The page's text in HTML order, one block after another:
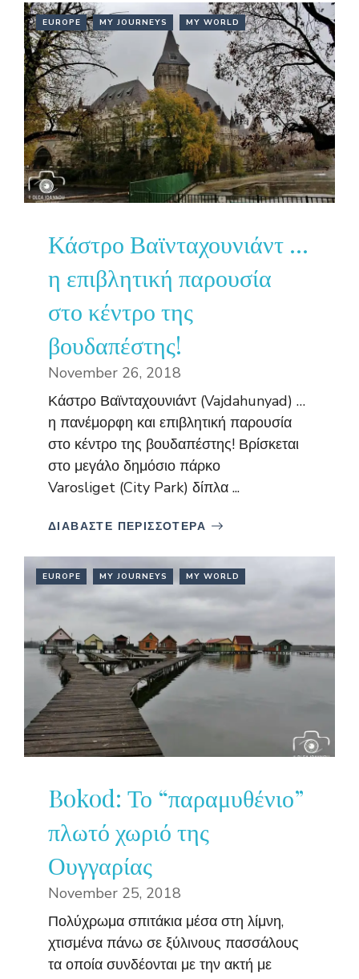
EUROPE MY JOURNEYS MY WORLD
Κάστρο Βαϊνταχουνιάντ …
η επιβλητική παρουσία
στο κέντρο της
βουδαπέστης!
November 26, 2018
Κάστρο Βαϊνταχουνιάντ (Vajdahunyad) …
η πανέμορφη και επιβλητική παρουσία
στο κέντρο της βουδαπέστης! Βρίσκεται
στο μεγάλο δημόσιο πάρκο
Varosliget (City Park) δίπλα ...
ΔΙΑΒΑΣΤΕ ΠΕΡΙΣΣΟΤΕΡΑ
EUROPE MY JOURNEYS MY WORLD
Bokod: Το “παραμυθένιο”
πλωτό χωριό της
Ουγγαρίας
November 25, 2018
Πολύχρωμα σπιτάκια μέσα στη λίμνη,
χτισμένα πάνω σε ξύλινους πασσάλους
τα οποία συνδέονται με την ακτή με